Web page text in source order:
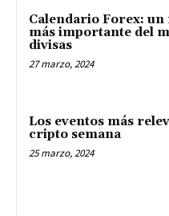
Calendario Forex: un
más importante del
divisas
27 marzo, 2024
Los eventos más
cripto semana
25 marzo, 2024